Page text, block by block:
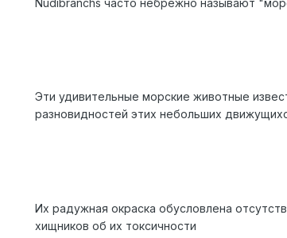
Nudibranchs часто небрежно называют
Эти удивительные морские животные
разновидностей этих небольших
Их радужная окраска обусловлена
хищников об их токсичности